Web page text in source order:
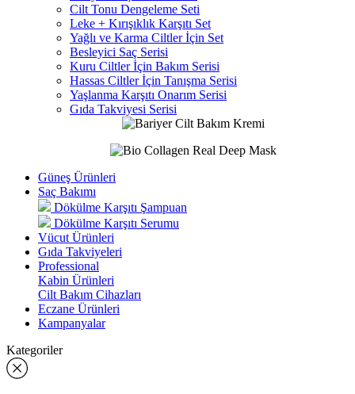
Cilt Tonu Dengeleme Seti
Leke + Kırışıklık Karşıtı Set
Yağlı ve Karma Ciltler İçin Set
Besleyici Saç Serisi
Kuru Ciltler İçin Bakım Serisi
Hassas Ciltler İçin Tanışma Serisi
Yaşlanma Karşıtı Onarım Serisi
Gıda Takviyesi Serisi
Güneş Ürünleri
Saç Bakımı
Dökülme Karşıtı Şampuan
Dökülme Karşıtı Serumu
Vücut Ürünleri
Gıda Takviyeleri
Professional
Kabin Ürünleri
Cilt Bakım Cihazları
Eczane Ürünleri
Kampanyalar
Kategoriler